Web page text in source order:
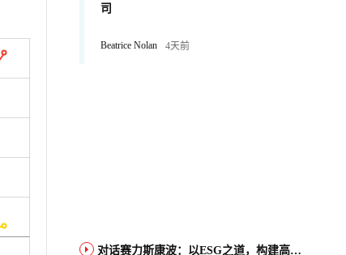
司
Beatrice Nolan 4天前
对话赛力斯康波：以ESG之道，构建高端智能汽车品牌全球竞争力